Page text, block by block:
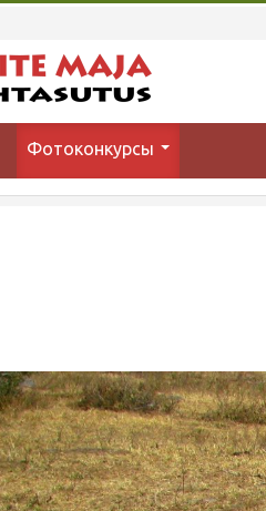
Фотоконкурсы